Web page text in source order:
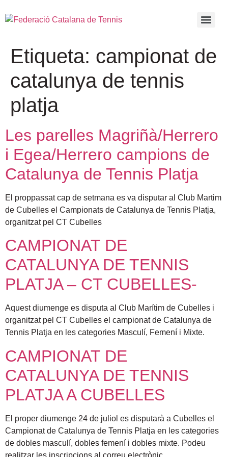
Etiqueta: campionat de
catalunya de tennis
platja
Les parelles Magriñà/Herrero
i Egea/Herrero campions de
Catalunya de Tennis Platja
El proppassat cap de setmana es va disputar al Club Martim
de Cubelles el Campionats de Catalunya de Tennis Platja,
organitzat pel CT Cubelles
CAMPIONAT DE
CATALUNYA DE TENNIS
PLATJA – CT CUBELLES-
Aquest diumenge es disputa al Club Marítim de Cubelles i
organitzat pel CT Cubelles el campionat de Catalunya de
Tennis Platja en les categories Masculí, Femení i Mixte.
CAMPIONAT DE
CATALUNYA DE TENNIS
PLATJA A CUBELLES
El proper diumenge 24 de juliol es disputarà a Cubelles el
Campionat de Catalunya de Tennis Platja en les categories
de dobles masculí, dobles femení i dobles mixte. Podeu
realitzar les inscripcions al correu electrònic